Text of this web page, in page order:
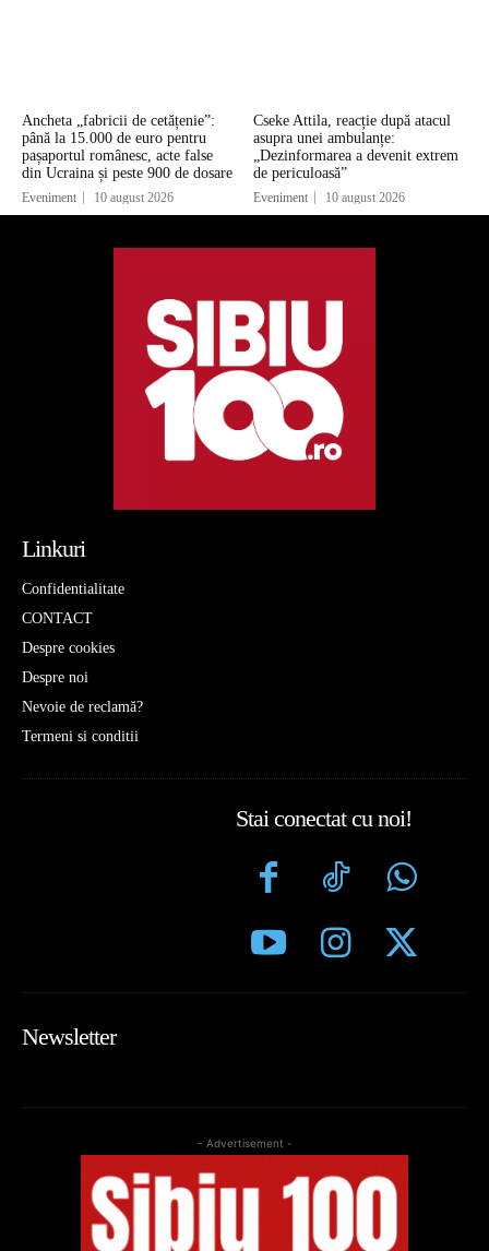
Ancheta „fabricii de cetățenie”:
până la 15.000 de euro pentru
pașaportul românesc, acte false
din Ucraina și peste 900 de dosare
Eveniment 10 august 2026
Cseke Attila, reacție după atacul
asupra unei ambulanțe:
„Dezinformarea a devenit extrem
de periculoasă”
Eveniment 10 august 2026
Linkuri
Confidentialitate
CONTACT
Despre cookies
Despre noi
Nevoie de reclamă?
Termeni si conditii
Stai conectat cu noi!
Newsletter
- Advertisement -